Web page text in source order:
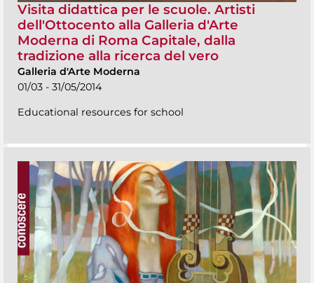
Visita didattica per le scuole. Artisti
dell'Ottocento alla Galleria d'Arte
Moderna di Roma Capitale, dalla
tradizione alla ricerca del vero
Galleria d'Arte Moderna
01/03 - 31/05/2014
Educational resources for school